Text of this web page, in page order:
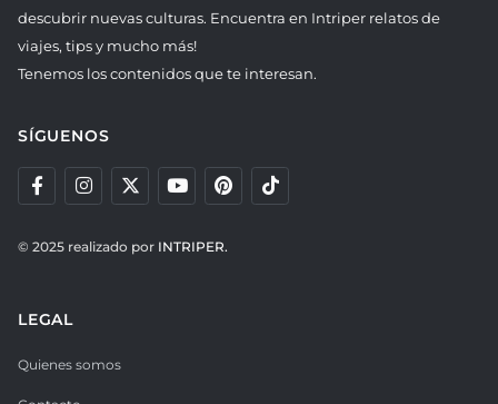
descubrir nuevas culturas. Encuentra en Intriper relatos de
viajes, tips y mucho más!
Tenemos los contenidos que te interesan.
SÍGUENOS
© 2025 realizado por INTRIPER.
LEGAL
Quienes somos